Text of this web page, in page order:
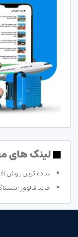
لینک های
ساده ترین روش
خرید فالوور